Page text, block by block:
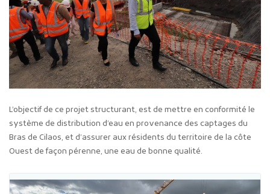
L’objectif de ce projet structurant, est de mettre en conformité le
système de distribution d’eau en provenance des captages du
Bras de Cilaos, et d’assurer aux résidents du territoire de la côte
Ouest de façon pérenne, une eau de bonne qualité.